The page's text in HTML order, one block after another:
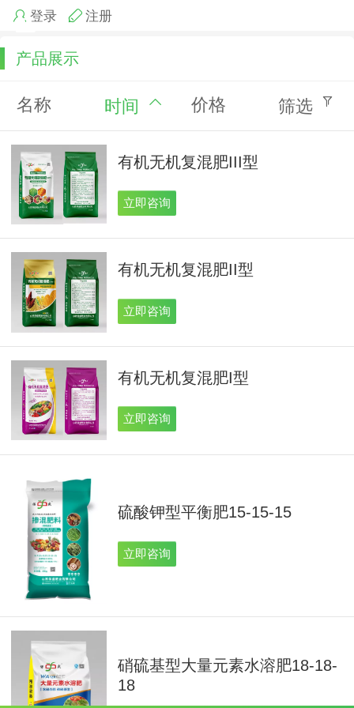
登录 注册
产品展示
名称 时间 价格 筛选
有机无机复混肥III型
立即咨询
有机无机复混肥II型
立即咨询
有机无机复混肥I型
立即咨询
硫酸钾型平衡肥15-15-15
立即咨询
硝硫基型大量元素水溶肥18-18-
18